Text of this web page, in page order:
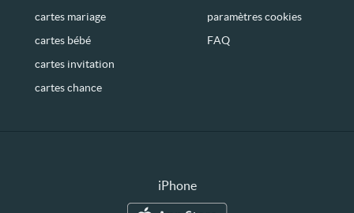
cartes mariage
cartes bébé
cartes invitation
cartes chance
paramètres cookies
FAQ
iPhone